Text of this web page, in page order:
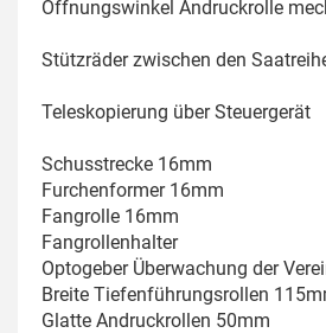
Öffnungswinkel Andruckrolle
Stützräder zwischen den
Teleskopierung über Steuergerät
Schusstrecke 16mm
Furchenformer 16mm
Fangrolle 16mm
Fangrollenhalter
Optogeber Überwachung der
Breite Tiefenführungsrollen
Glatte Andruckrollen 50mm